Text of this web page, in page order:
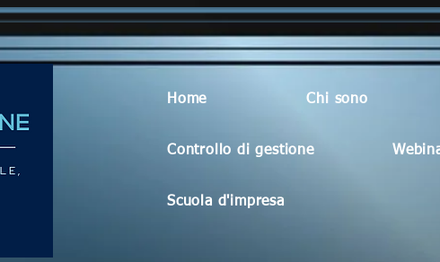
Home Chi sono
Controllo di gestione
Scuola d'impresa